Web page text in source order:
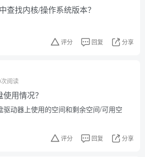
查找内核/操作系统版本？
评分 回复 分享
阅读
用情况？
驱动器上使用的空间和剩余空间/可用空
评分 回复 分享